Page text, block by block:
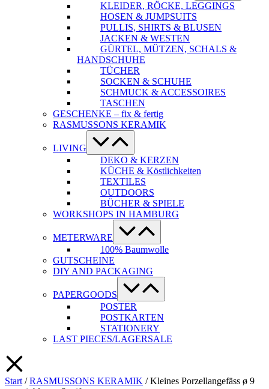
KLEIDER, RÖCKE, LEGGINGS
HOSEN & JUMPSUITS
PULLIS, SHIRTS & BLUSEN
JACKEN & WESTEN
GÜRTEL, MÜTZEN, SCHALS &
HANDSCHUHE
TÜCHER
SOCKEN & SCHUHE
SCHMUCK & ACCESSOIRES
TASCHEN
GESCHENKE – fix & fertig
RASMUSSONS KERAMIK
LIVING
Menü-
Schalter
DEKO & KERZEN
KÜCHE & Köstlichkeiten
TEXTILES
OUTDOORS
BÜCHER & SPIELE
WORKSHOPS IN HAMBURG
METERWARE
Menü-
Schalter
100% Baumwolle
GUTSCHEINE
DIY AND PACKAGING
PAPERGOODS
Menü-
Schalter
POSTER
POSTKARTEN
STATIONERY
LAST PIECES/LAGERSALE
Start /RASMUSSONS KERAMIK / Kleines Porzellangefäss ø 9